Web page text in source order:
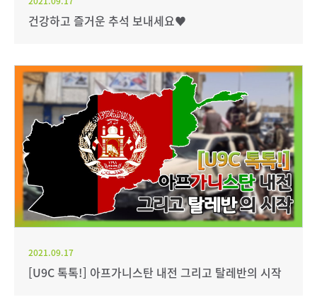
건강하고 즐거운 추석 보내세요♥
2021.09.17
[U9C 톡톡!] 아프가니스탄 내전 그리고 탈레반의 시작